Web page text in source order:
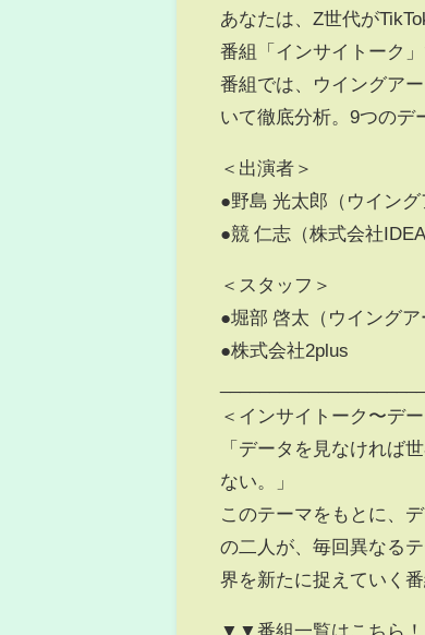
あなたは、Z世代が
番組「インサイトーク
番組では、ウイングア
いて徹底分析。9つのデ
＜出演者＞
●野島 光太郎（ウイング
●競 仁志（株式会社
＜スタッフ＞
●堀部 啓太（ウイングア
●株式会社2plus
＜インサイトーク〜デ
「データを見なければ
ない。」
このテーマをもとに、
の二人が、毎回異なる
界を新たに捉えていく番
▼▼番組一覧はこちら